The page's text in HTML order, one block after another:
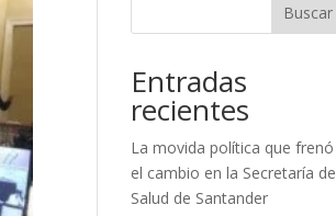
Buscar
Entradas
recientes
La movida política que frenó
el cambio en la Secretaría de
Salud de Santander